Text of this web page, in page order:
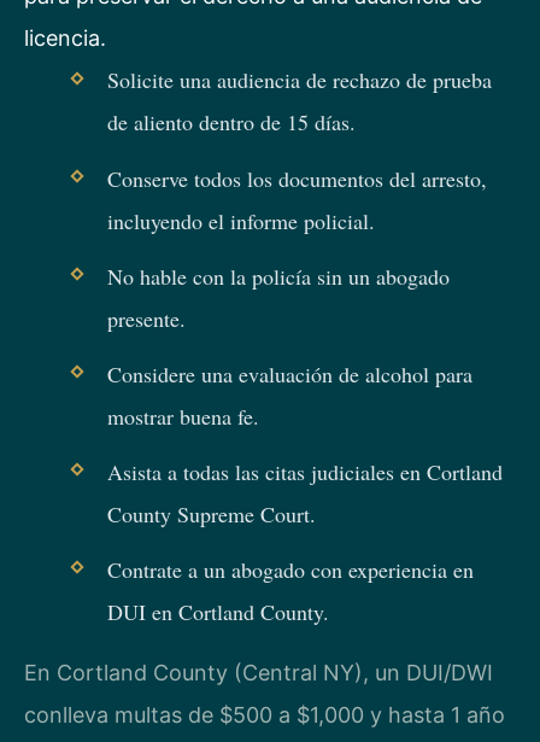
licencia.
Solicite una audiencia de rechazo de prueba
de aliento dentro de 15 días.
Conserve todos los documentos del arresto,
incluyendo el informe policial.
No hable con la policía sin un abogado
presente.
Considere una evaluación de alcohol para
mostrar buena fe.
Asista a todas las citas judiciales en Cortland
County Supreme Court.
Contrate a un abogado con experiencia en
DUI en Cortland County.
En Cortland County (Central NY), un DUI/DWI
conlleva multas de $500 a $1,000 y hasta 1 año